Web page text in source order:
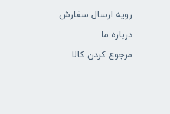
رویه ارسال سفارش
درباره ما
مرجوع کردن کالا